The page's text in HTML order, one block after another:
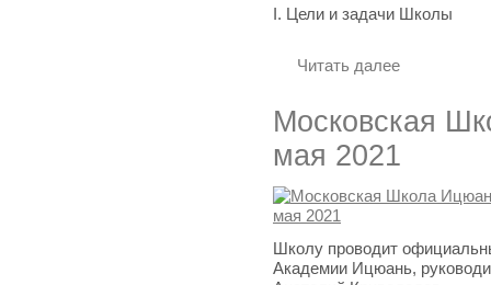
I. Цели и задачи Школы
Читать далее
Московская
мая 2021
Школу проводит
Академии Ицюань,